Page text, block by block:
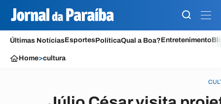
Últimas NotíciasEsportesPolíticaQual a Boa?Entretenimento
Home>cultura